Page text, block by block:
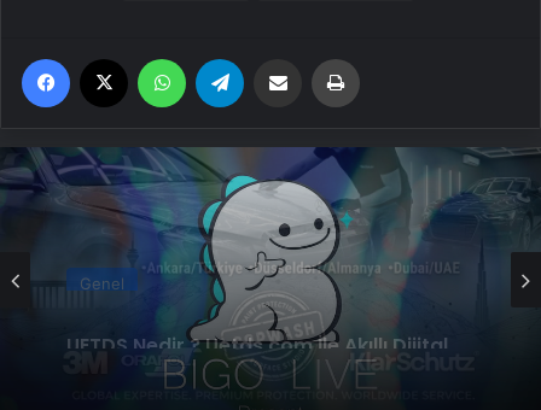
Facebook WhatsApp Email'den paylaş
Genel
Bigo Elmas Bayi – Güvenli, Hızlı ve Uygun
Fiyatlı Elmas Satın Almanın Yeni Adresi